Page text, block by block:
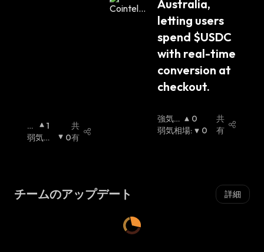
強
気
1
弱気相
0
共
有
Australia,
letting users
spend $USDC
with real-time
conversion at
checkout.
強気相
場:
0
弱気相場: 0
共
有
チームのアップデート 詳細